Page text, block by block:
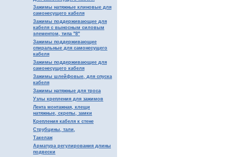
Зажимы натяжные клиновые для
самонесущего кабеля
Зажимы поддерживающие для
кабеля с выносным силовым
элементом, типа "8"
Зажимы поддерживающие
спиральные для самонесущего
кабеля
Зажимы поддерживающие для
самонесущего кабеля
Зажимы шлейфовые, для спуска
кабеля
Зажимы натяжные для троса
Узлы крепления для зажимов
Лента монтажная, клещи
натяжные, скрепы, замки
Крепления кабеля к стене
Струбцины, тали,
Такелаж
Арматура регулирования длины
подвески